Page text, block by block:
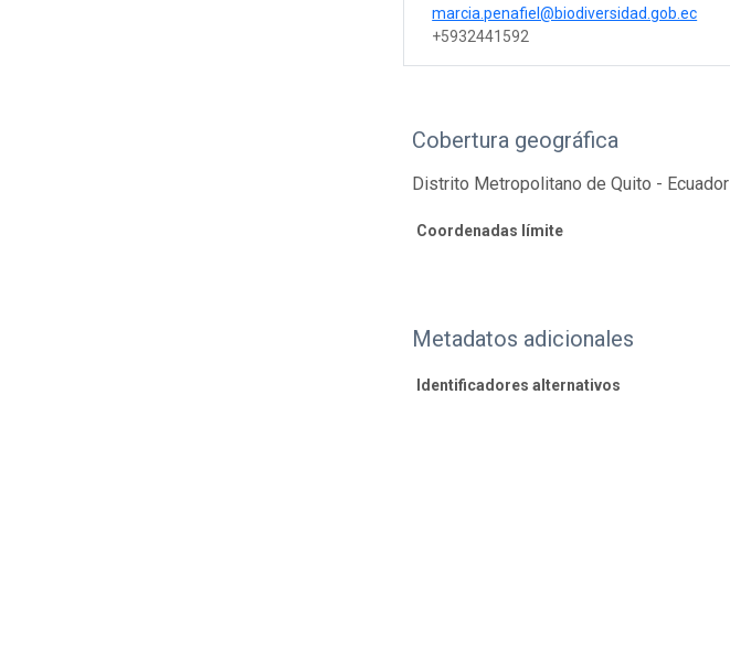
marcia.penafiel@biodiversidad.gob.ec
+5932441592
Cobertura geográfica
Distrito Metropolitano de Quito - Ecuador
Coordenadas límite
Metadatos adicionales
Identificadores alternativos